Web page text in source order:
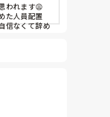
われます😩
た人員配置
信なくて辞め